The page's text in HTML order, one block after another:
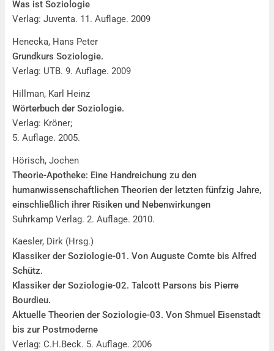
Was ist Soziologie
Verlag: Juventa. 11. Auflage. 2009
Henecka, Hans Peter
Grundkurs Soziologie.
Verlag: UTB. 9. Auflage. 2009
Hillman, Karl Heinz
Wörterbuch der Soziologie.
Verlag: Kröner;
5. Auflage. 2005.
Hörisch, Jochen
Theorie-Apotheke: Eine Handreichung zu den
humanwissenschaftlichen Theorien der letzten fünfzig Jahre,
einschließlich ihrer Risiken und Nebenwirkungen
Suhrkamp Verlag. 2. Auflage. 2010.
Kaesler, Dirk (Hrsg.)
Klassiker der Soziologie-01. Von Auguste Comte bis Alfred
Schütz.
Klassiker der Soziologie-02. Talcott Parsons bis Pierre
Bourdieu.
Aktuelle Theorien der Soziologie-03. Von Shmuel Eisenstadt
bis zur Postmoderne
Verlag: C.H.Beck. 5. Auflage. 2006